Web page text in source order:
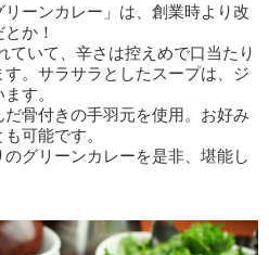
ーンカレー」は、創業時より改
か！
ていて、辛さは控えめで口当たり
。サラサラとしたスープは、ジ
す。
骨付きの手羽元を使用。お好み
可能です。
のグリーンカレーを是非、堪能し